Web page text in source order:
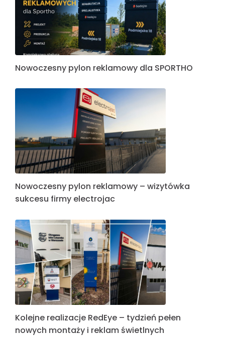
Nowoczesny pylon reklamowy dla SPORTHO
Nowoczesny pylon reklamowy – wizytówka
sukcesu firmy electrojac
Kolejne realizacje RedEye – tydzień pełen
nowych montaży i reklam świetlnych